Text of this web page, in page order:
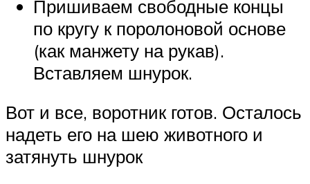
Пришиваем свободные концы
по кругу к поролоновой основе
(как манжету на рукав).
Вставляем шнурок.
Вот и все, воротник готов. Осталось
надеть его на шею животного и
затянуть шнурок